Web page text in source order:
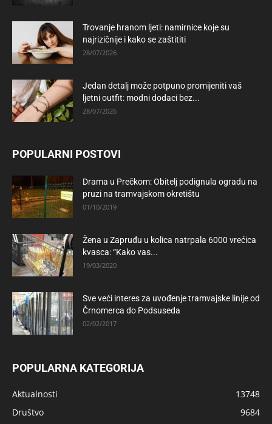
Trovanje hranom ljeti: namirnice koje su
najrizičnije i kako se zaštititi
28/07/2026
Jedan detalj može potpuno promijeniti vaš
ljetni outfit: modni dodaci bez...
28/07/2026
POPULARNI POSTOVI
Drama u Prečkom: Obitelj podignula ogradu na
pruzi na tramvajskom okretištu
01/10/2019
Žena u Zapruđu u kolica natrpala 6000 vrećica
kvasca: “Kako vas...
19/03/2020
Sve veći interes za uvođenje tramvajske linije od
Črnomerca do Podsuseda
02/02/2017
POPULARNA KATEGORIJA
Aktualnosti
13748
Društvo
9684